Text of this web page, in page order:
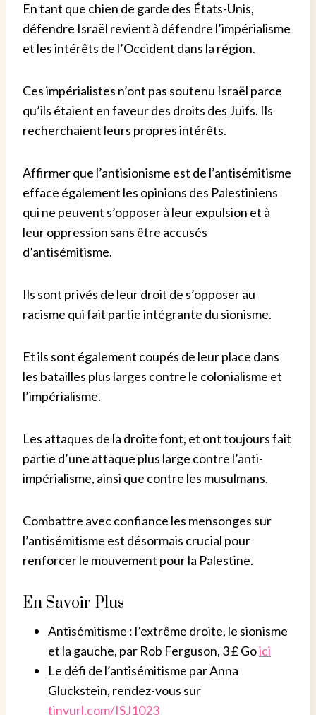
En tant que chien de garde des États-Unis,
défendre Israël revient à défendre l’impérialisme
et les intérêts de l’Occident dans la région.
Ces impérialistes n’ont pas soutenu Israël parce
qu’ils étaient en faveur des droits des Juifs. Ils
recherchaient leurs propres intérêts.
Affirmer que l’antisionisme est de l’antisémitisme
efface également les opinions des Palestiniens
qui ne peuvent s’opposer à leur expulsion et à
leur oppression sans être accusés
d’antisémitisme.
Ils sont privés de leur droit de s’opposer au
racisme qui fait partie intégrante du sionisme.
Et ils sont également coupés de leur place dans
les batailles plus larges contre le colonialisme et
l’impérialisme.
Les attaques de la droite font, et ont toujours fait
partie d’une attaque plus large contre l’anti-
impérialisme, ainsi que contre les musulmans.
Combattre avec confiance les mensonges sur
l’antisémitisme est désormais crucial pour
renforcer le mouvement pour la Palestine.
En Savoir Plus
Antisémitisme : l’extrême droite, le sionisme
et la gauche, par Rob Ferguson, 3 £ Goici
Le défi de l’antisémitisme par Anna
Gluckstein, rendez-vous sur
tinyurl.com/ISJ1023